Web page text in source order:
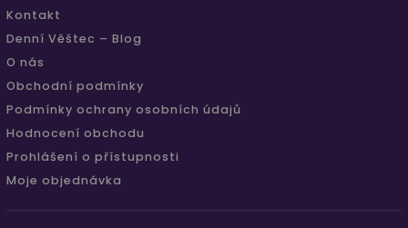
Kontakt
Denní Věštec – Blog
O nás
Obchodní podmínky
Podmínky ochrany osobních údajů
Hodnocení obchodu
Prohlášení o přístupnosti
Moje objednávka